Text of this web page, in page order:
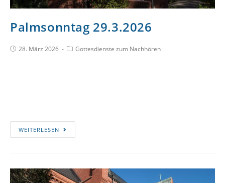
Palmsonntag 29.3.2026
28. März 2026 Gottesdienste zum Nachhören
WEITERLESEN